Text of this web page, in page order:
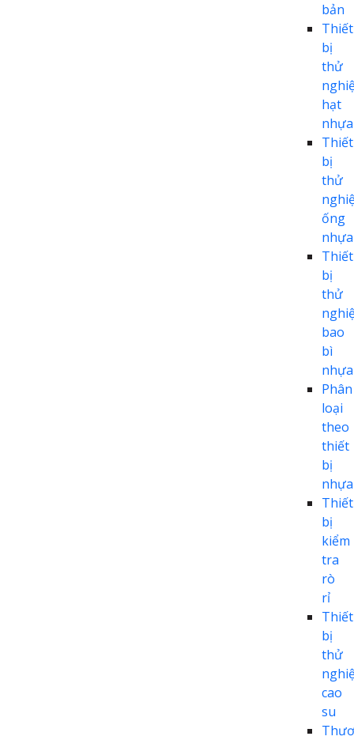
bản
Thiết
bị
thử
hạt
nhựa
Thiết
bị
thử
ống
nhựa
Thiết
bị
thử
bao
bì
nhựa
Phân
loại
theo
thiết
bị
nhựa
Thiết
bị
kiểm
tra
rò
rỉ
Thiết
bị
thử
cao
su